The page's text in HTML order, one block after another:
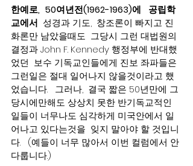
한예로,  50여년전(1962-1963)에   공립학
교에서 성경과 기도,  창조론이 빠지고 진
화론만 남았을때도  그당시 그런 대법원의
결정과 John F. Kennedy 행정부에 반대했
었던  보수 기독교인들에게 진보 좌파들은
그런일은 절대 일어나지 않을것이라고 했
었습니다.   그러나,  결국 짧은 50년만에 그
당시에만해도 상상치 못한 반기독교적인
일들이 너무나도 심각하게 미국안에서 일
어나고 있다는것을  잊지 말아야 할 것입니
다.   (예들이 너무 많아서 이번 컬럼에서 안
다룹니다.)